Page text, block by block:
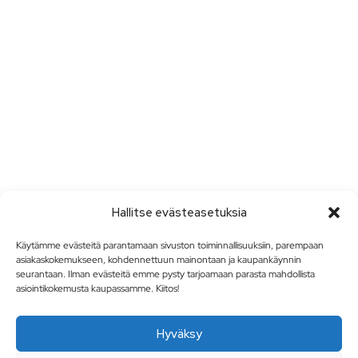
Hallitse evästeasetuksia
Käytämme evästeitä parantamaan sivuston toiminnallisuuksiin, parempaan
asiakaskokemukseen, kohdennettuun mainontaan ja kaupankäynnin
seurantaan. Ilman evästeitä emme pysty tarjoamaan parasta mahdollista
asiointikokemusta kaupassamme. Kiitos!
Hyväksy